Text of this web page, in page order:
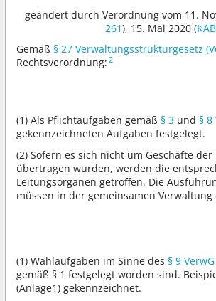
geändert durch Verordnung vom 11.
261), 15. Mai 2020 (
Gemäß§ 27 Verwaltungsstrukturgesetz
Rechtsverordnung: 2
(1) Als Pflichtaufgaben gemäß § 3 und § 8
gekennzeichneten Aufgaben festgelegt.
(2) Sofern es sich nicht um Geschäfte
übertragen wurden, werden die
Leitungsorganen getroffen. Die
müssen in der gemeinsamen
(1) Wahlaufgaben im Sinne des § 9 VerwG
gemäß § 1 festgelegt worden sind.
(Anlage1) gekennzeichnet.